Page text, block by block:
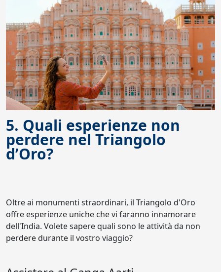
5. Quali esperienze non
perdere nel Triangolo
d’Oro?
Oltre ai monumenti straordinari, il Triangolo d'Oro
offre esperienze uniche che vi faranno innamorare
dell'India. Volete sapere quali sono le attività da non
perdere durante il vostro viaggio?